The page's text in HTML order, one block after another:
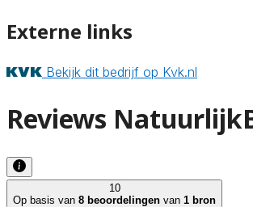
Externe links
Bekijk dit bedrijf op Kvk.nl
Reviews
10
Op basis van 8 beoordelingen van 1 bron